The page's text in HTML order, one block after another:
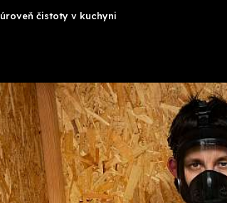
čistoty v kuchyni